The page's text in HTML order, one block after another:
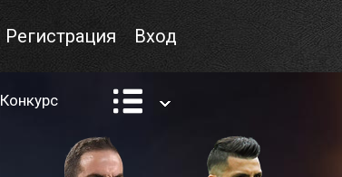
Вход
Регистрация
Конкурс